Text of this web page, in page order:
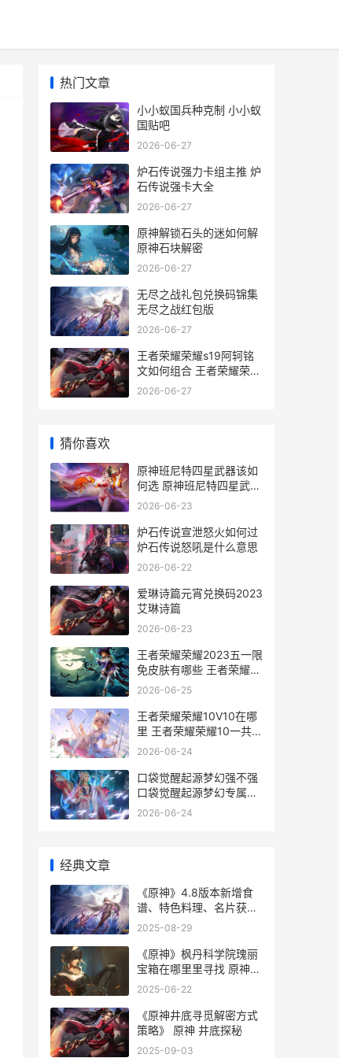
热门文章
小小蚁国兵种克制 小小蚁
国贴吧
2026-06-27
炉石传说强力卡组主推 炉
石传说强卡大全
2026-06-27
原神解锁石头的迷如何解
原神石块解密
2026-06-27
无尽之战礼包兑换码锦集
无尽之战红包版
2026-06-27
王者荣耀荣耀s19阿轲铭
文如何组合 王者荣耀荣耀
之章
2026-06-27
猜你喜欢
原神班尼特四星武器该如
何选 原神班尼特四星武器
怎么获得
2026-06-23
炉石传说宣泄怒火如何过
炉石传说怒吼是什么意思
2026-06-22
爱琳诗篇元宵兑换码2023
艾琳诗篇
2026-06-23
王者荣耀荣耀2023五一限
免皮肤有哪些 王者荣耀荣
耀之章
2026-06-25
王者荣耀荣耀10V10在哪
里 王者荣耀荣耀10一共要
充多少钱呢
2026-06-24
口袋觉醒起源梦幻强不强
口袋觉醒起源梦幻专属携
带物是什么
2026-06-24
经典文章
《原神》4.8版本新增食
谱、特色料理、名片获得
指导 《原神》4.8版本更
2025-08-29
《原神》枫丹科学院瑰丽
宝箱在哪里里寻找 原神枫
丹科学院纪事取回勘测桩
2025-06-22
《原神井底寻觅解密方式
策略》 原神 井底探秘
2025-09-03